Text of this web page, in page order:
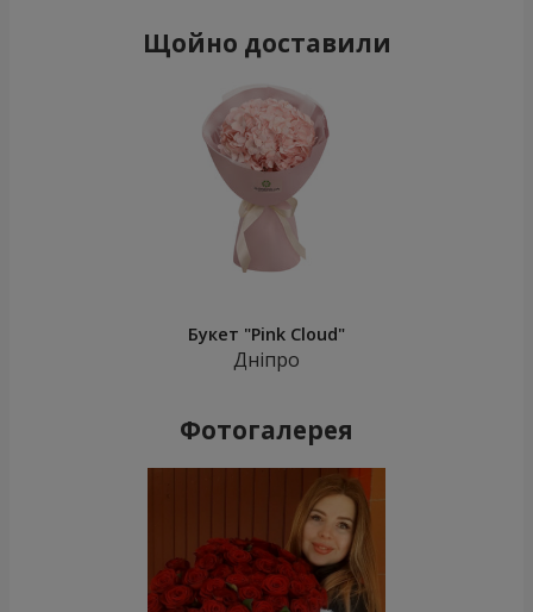
Щойно доставили
Букет "Pink Cloud"
Дніпро
Фотогалерея